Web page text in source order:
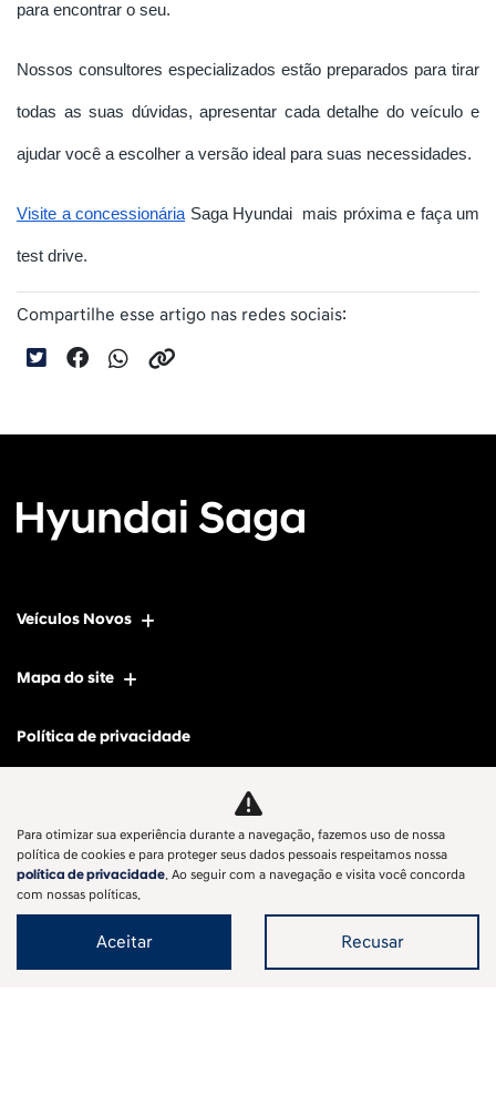
para encontrar o seu.
Nossos consultores especializados estão preparados para tirar
todas as suas dúvidas, apresentar cada detalhe do veículo e
ajudar você a escolher a versão ideal para suas necessidades.
Visite a concessionáriaSaga Hyundai mais próxima e faça um
test drive.
Compartilhe esse artigo nas redes sociais:
Veículos Novos
Mapa do site
Política de privacidade
SAGA KOREA COMERCIO DE VEICULOS, PECAS E SERVICOS LTDA
CNPJ: 12.657.826/0009-64
Para otimizar sua experiência durante a navegação, fazemos uso de nossa
política de cookies e para proteger seus dados pessoais respeitamos nossa
política de privacidade. Ao seguir com a navegação e visita você concorda
com nossas políticas.
Aceitar Recusar